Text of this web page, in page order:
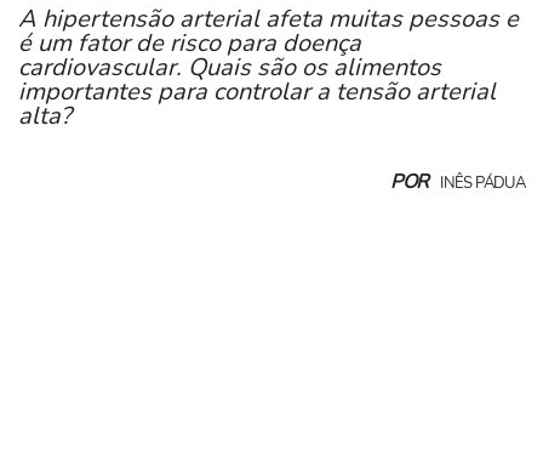
A hipertensão arterial afeta muitas pessoas e
é um fator de risco para doença
cardiovascular. Quais são os alimentos
importantes para controlar a tensão arterial
alta?
POR INÊS PÁDUA